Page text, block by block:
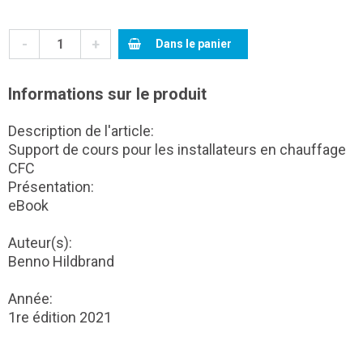
- + Dans le panier
Informations sur le produit
Description de l'article:
Support de cours pour les installateurs en chauffage
CFC
Présentation:
eBook
Auteur(s):
Benno Hildbrand
Année:
1re édition 2021